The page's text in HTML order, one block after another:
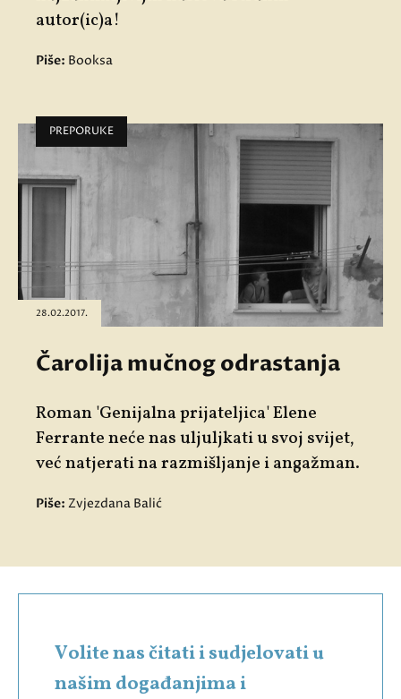
autor(ic)a!
Piše: Booksa
PREPORUKE
28.02.2017.
Čarolija mučnog odrastanja
Roman 'Genijalna prijateljica' Elene
Ferrante neće nas uljuljkati u svoj svijet,
već natjerati na razmišljanje i angažman.
Piše: Zvjezdana Balić
Volite nas čitati i sudjelovati u
našim događanjima i